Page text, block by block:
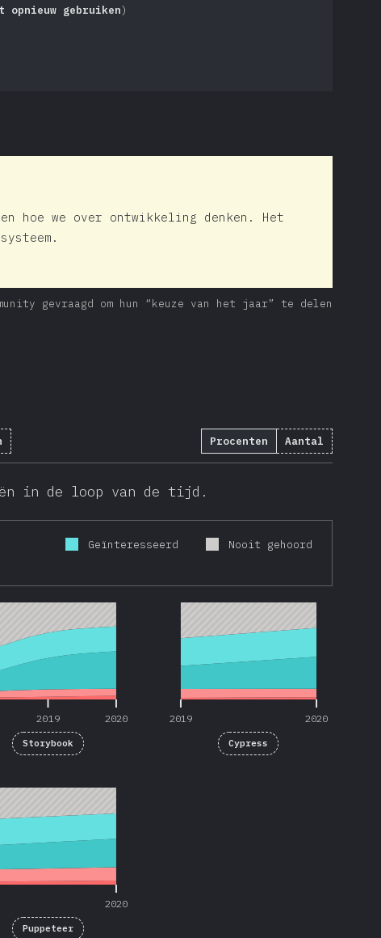
opnieuw gebruiken)
hoe we over ontwikkeling denken. Het
gevraagd om hun “keuze van het jaar” te delen
Procenten Aantal
in de loop van de tijd.
Geïnteresseerd Nooit gehoord
2019 2020
2019 2020
Storybook
2019 2020
2019 2020
Cypress
2020
Puppeteer